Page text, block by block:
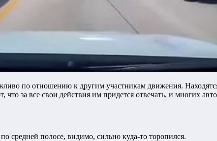
по отношению к другим участникам движения.
за все свои действия им придется отвечать, и многих
средней полосе, видимо, сильно куда-то торопился.